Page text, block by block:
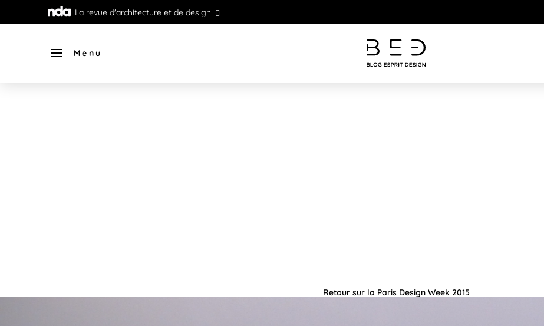
La revue d'architecture et de design
Menu
Retour sur la Paris Design Week 2015